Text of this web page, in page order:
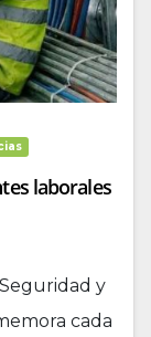
laborales
y
cada